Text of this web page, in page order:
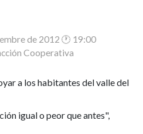
de 2012 🕐 19:00
Cooperativa
a los habitantes del valle del
igual o peor que antes",